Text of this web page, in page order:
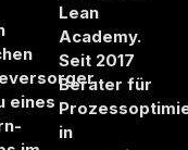
eines
Lean
Academy.
Seit 2017
Berater für
in